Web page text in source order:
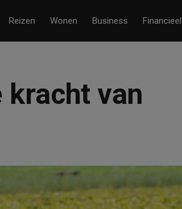
Reizen Wonen Business Financieel
van